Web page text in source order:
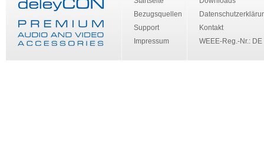
Bezugsquellen
Support
Impressum
Kontakt
WEEE-Reg.-Nr.: